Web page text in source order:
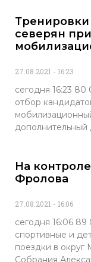
северян
27.08.2021 16:23
сегодня 16:23
отбор
дополнительный
На
Фролова
27.08.2021 16:06
сегодня 16:06
спортивные и
поездки в округ
Собрания